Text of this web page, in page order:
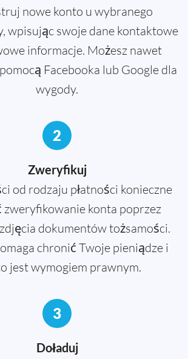
nowe konto u wybranego
wpisując swoje dane kontaktowe
informacje. Możesz nawet
Facebooka lub Google dla
wygody.
2
Zweryfikuj
od rodzaju płatności konieczne
zweryfikowanie konta poprzez
dokumentów tożsamości.
chronić Twoje pieniądze i
jest wymogiem prawnym.
3
Doładuj